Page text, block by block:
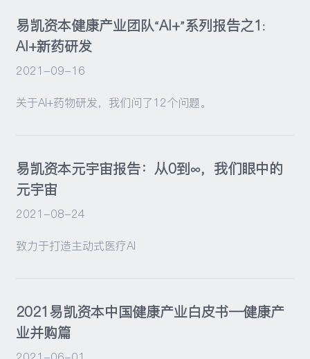
易凯资本健康产业团队“AI+”系列报告之1:
AI+新药研发
2021-09-16
关于AI+药物研发，我们问了12个问题。
易凯资本元宇宙报告：从0到∞，我们眼中的
元宇宙
2021-08-24
致力于打造主动式医疗AI
2021易凯资本中国健康产业白皮书—健康产
业并购篇